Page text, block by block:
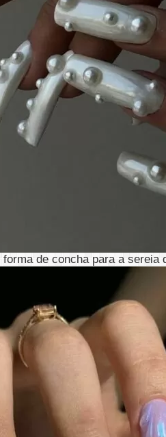
de concha para a sereia